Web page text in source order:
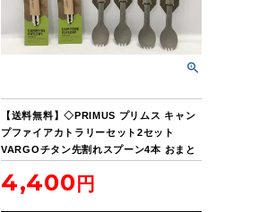
【送料無料】◇PRIMUS プリムス キャン
プファイアカトラリーセット2セット
VARGOチタン先割れスプーン4本 おまと
4,400